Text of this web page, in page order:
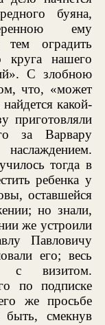
буяна,
ему
тем оградить
круга нашего
С злобною
что, «может
какой-
приготовляли
за Варвару
тогда в
ребенка у
оставшейся
но знали,
же устроили
Павловичу
его; весь
с визитом.
по подписке
же просьбе
смекнув